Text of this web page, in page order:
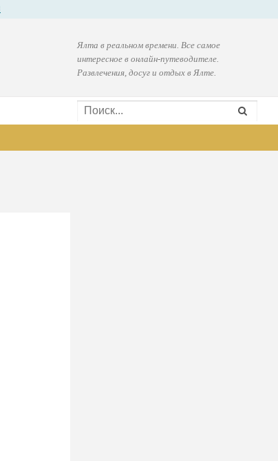
Ялта в реальном времени. Все самое
интересное в онлайн-путеводителе.
Развлечения, досуг и отдых в Ялте.